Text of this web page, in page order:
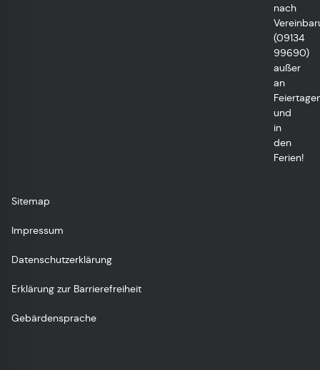
nach
(09134
99690)
außer
an
und
in
den
Ferien!
Sitemap
Impressum
Datenschutzerklärung
Erklärung zur Barrierefreiheit
Gebärdensprache